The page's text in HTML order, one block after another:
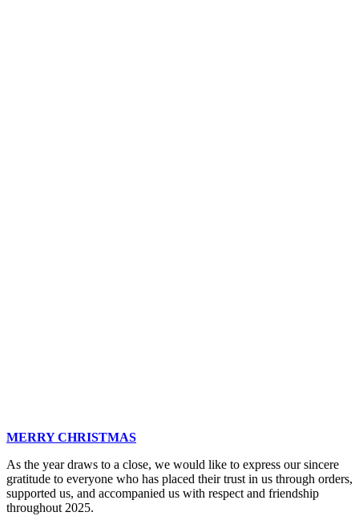
MERRY CHRISTMAS
As the year draws to a close, we would like to express our sincere
gratitude to everyone who has placed their trust in us through orders,
supported us, and accompanied us with respect and friendship
throughout 2025.